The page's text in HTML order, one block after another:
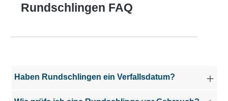
Rundschlingen FAQ
Haben Rundschlingen ein Verfallsdatum?